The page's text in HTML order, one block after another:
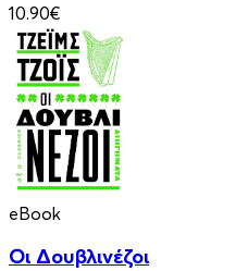
10.90€
eBook
Οι Δουβλινέζοι